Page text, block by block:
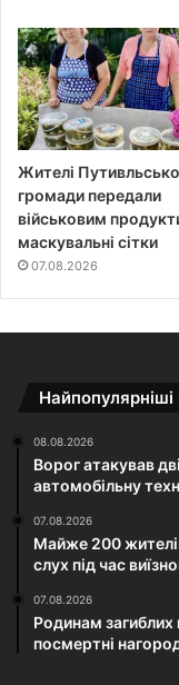
Жителі
громади передали
військовим
маскувальні сітки
07.08.2026
08.08.2026
Ворог атакував
автомобільну
07.08.2026
Майже 200
слух під час
07.08.2026
Родинам загиблих
посмертні